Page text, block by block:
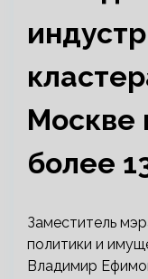
Москве
более
Заместитель
политики и
Владимир